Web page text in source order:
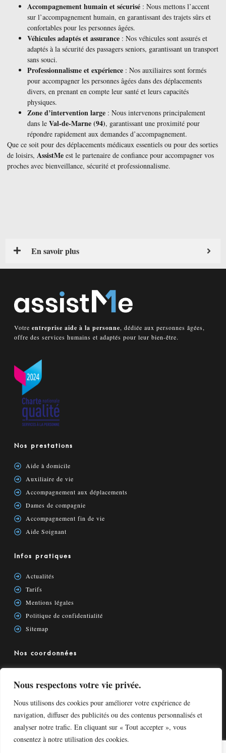
Nous respectons votre vie privée.
Nous utilisons des cookies pour améliorer votre expérience de
navigation, diffuser des publicités ou des contenus personnalisés et
analyser notre trafic. En cliquant sur « Tout accepter », vous
consentez à notre utilisation des cookies.
Accompagnement humain et sécurisé : Nous mettons l’accent
sur l’accompagnement humain, en garantissant des trajets sûrs et
confortables pour les personnes âgées.
Véhicules adaptés et assurance : Nos véhicules sont assurés et
adaptés à la sécurité des passagers seniors, garantissant un transport
sans souci.
Professionnalisme et expérience : Nos auxiliaires sont formés
pour accompagner les personnes âgées dans des déplacements
divers, en prenant en compte leur santé et leurs capacités
physiques.
Zone d’intervention large : Nous intervenons principalement
dans le Val-de-Marne (94), garantissant une proximité pour
répondre rapidement aux demandes d’accompagnement.
Que ce soit pour des déplacements médicaux essentiels ou pour des sorties
de loisirs, AssistMe est le partenaire de confiance pour accompagner vos
proches avec bienveillance, sécurité et professionnalisme.
En savoir plus
Votre entreprise aide à la personne, dédiée aux personnes âgées,
offre des services humains et adaptés pour leur bien-être.
Nos prestations
Aide à domicile
Auxiliaire de vie
Accompagnement aux déplacements
Dames de compagnie
Accompagnement fin de vie
Aide Soignant
Infos pratiques
Actualités
Tarifs
Mentions légales
Politique de confidentialité
Sitemap
Nos coordonnées
94700 Maisons-Alfort
Site réalisé parAZApp